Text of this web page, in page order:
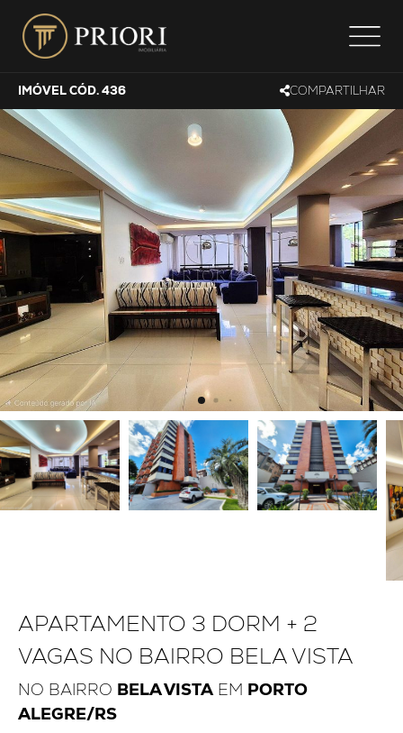
IMÓVEL CÓD. 436 COMPARTILHAR
APARTAMENTO 3 DORM + 2
VAGAS NO BAIRRO BELA VISTA
NO BAIRRO BELA VISTAEM PORTO
ALEGRE/RS